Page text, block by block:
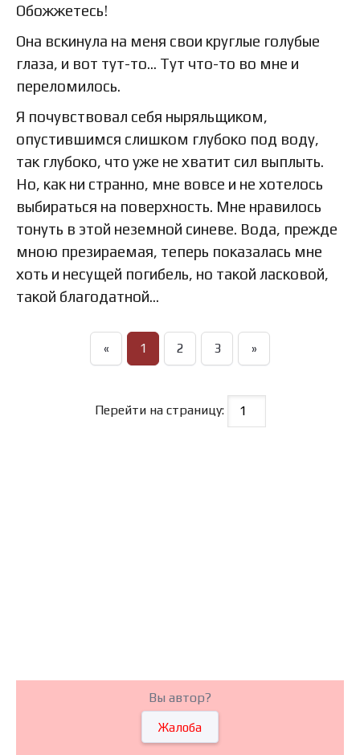
Обожжетесь!
Она вскинула на меня свои круглые голубые
глаза, и вот тут-то… Тут что-то во мне и
переломилось.
Я почувствовал себя ныряльщиком,
опустившимся слишком глубоко под воду,
так глубоко, что уже не хватит сил выплыть.
Но, как ни странно, мне вовсе и не хотелось
выбираться на поверхность. Мне нравилось
тонуть в этой неземной синеве. Вода, прежде
мною презираемая, теперь показалась мне
хоть и несущей погибель, но такой ласковой,
такой благодатной…
« 1 2 3 »
Перейти на страницу:
Вы автор?
Жалоба